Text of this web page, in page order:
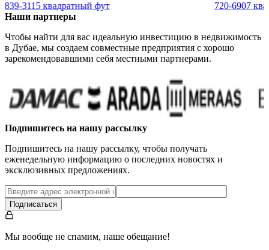
839-3115 квадратный фут
720-6907
Наши партнеры
Чтобы найти для вас идеальную инвестицию в недвижимость
в Дубае, мы создаем совместные предприятия с хорошо
зарекомендовавшими себя местными партнерами.
Подпишитесь на нашу рассылку
Подпишитесь на нашу рассылку, чтобы получать
еженедельную информацию о последних новостях и
эксклюзивных предложениях.
Подписаться
Мы вообще не спамим, наше обещание!